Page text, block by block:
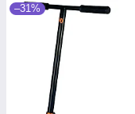
–31%